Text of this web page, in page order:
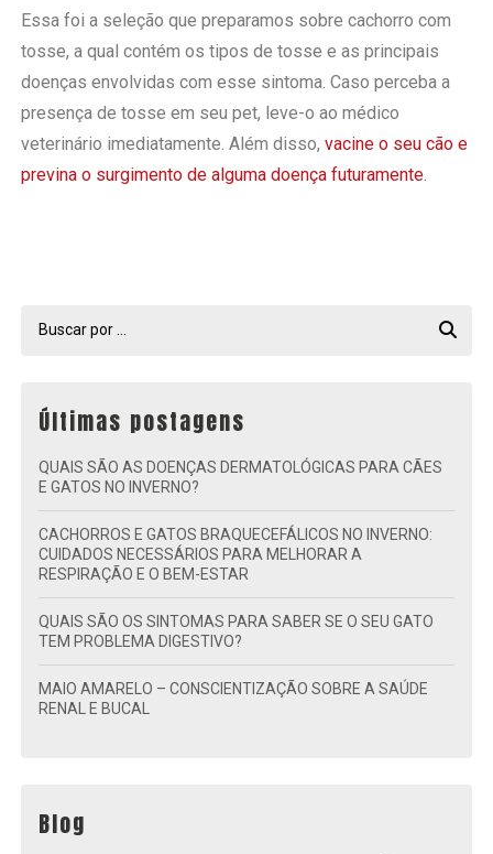
Essa foi a seleção que preparamos sobre cachorro com
tosse, a qual contém os tipos de tosse e as principais
doenças envolvidas com esse sintoma. Caso perceba a
presença de tosse em seu pet, leve-o ao médico
veterinário imediatamente. Além disso,vacine o seu cão e
previna o surgimento de alguma doença futuramente
Últimas postagens
QUAIS SÃO AS DOENÇAS DERMATOLÓGICAS PARA CÃES
E GATOS NO INVERNO?
CACHORROS E GATOS BRAQUECEFÁLICOS NO INVERNO:
CUIDADOS NECESSÁRIOS PARA MELHORAR A
RESPIRAÇÃO E O BEM-ESTAR
QUAIS SÃO OS SINTOMAS PARA SABER SE O SEU GATO
TEM PROBLEMA DIGESTIVO?
MAIO AMARELO – CONSCIENTIZAÇÃO SOBRE A SAÚDE
RENAL E BUCAL
Blog